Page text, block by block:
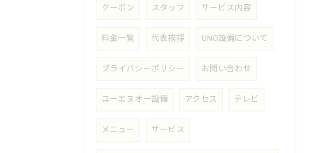
クーポン スタッフ サービス内容
料金一覧 代表挨拶 UNO設備について
プライバシーポリシー お問い合わせ
ユーエヌオー設備 アクセス テレビ
メニュー サービス